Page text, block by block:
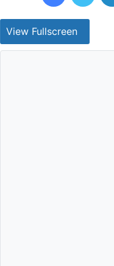
View Fullscreen